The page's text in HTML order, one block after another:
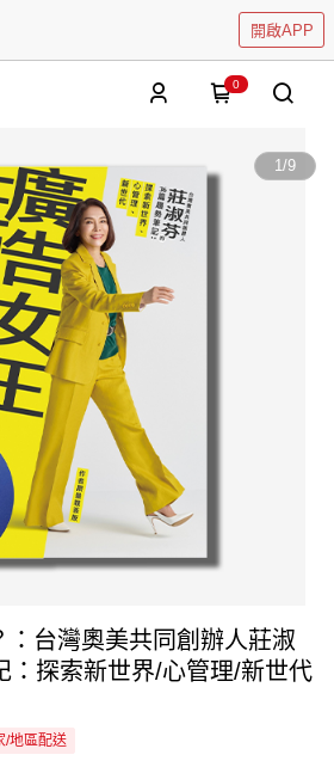
開啟APP
0
1/9
：台灣奧美共同創辦人莊淑
：探索新世界/心管理/新世代
/地區配送